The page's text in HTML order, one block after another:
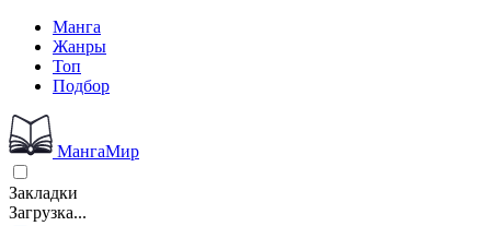
Манга
Жанры
Топ
Подбор
МангаМир
Закладки
Загрузка...